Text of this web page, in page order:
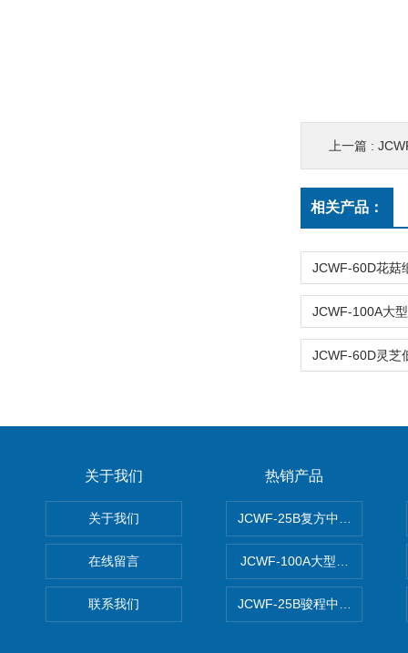
上一篇 :
相关产品：
关于我们
关于我们
在线留言
联系我们
热销产品
JCWF-25B复方中药材超微粉
JCWF-100A大型中药材超微
JCWF-25B骏程中草药超细粉